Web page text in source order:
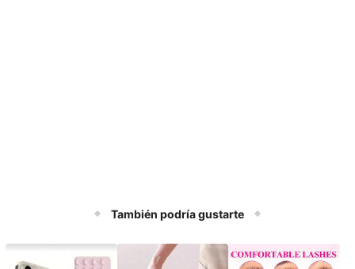
También podría gustarte